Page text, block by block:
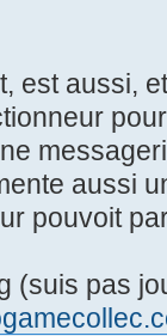
est aussi,
aussi
pouvoit
(suis pas